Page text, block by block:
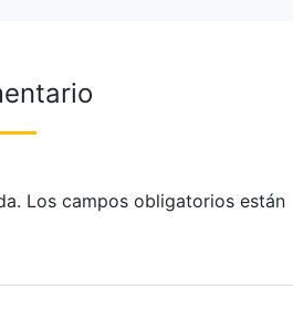
Los campos obligatorios están